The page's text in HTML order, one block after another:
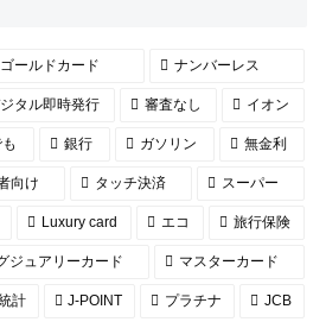
ゴールドカード ナンバーレス
タル即時発行 審査なし イオン
銀行 ガソリン 無金利
向け タッチ決済 スーパー
Luxury card エコ 旅行保険
ジュアリーカード マスターカード
計 J-POINT プラチナ JCB